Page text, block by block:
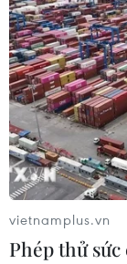
vietnamplus.vn
Phép thử